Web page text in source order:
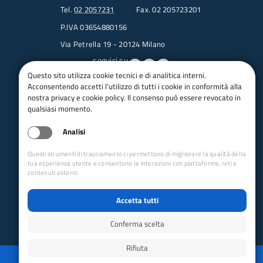
Tel. 02 2057231
Fax. 02 205723201
P.IVA 03654880156
Via Petrella 19 - 20124 Milano
seguici su
Trasparenza
Amministrazione trasparente
bandi per le sezioni
Concorsi
Iso 14001
Dichiarazione di accessibilità
Reimposta preferenze cookie
Questo sito utilizza cookie tecnici e di analitica interni.
Acconsentendo accetti l'utilizzo di tutti i cookie in conformità alla
nostra privacy e cookie policy. Il consenso può essere revocato in
qualsiasi momento.
Analisi
Questi strumenti di tracciamento ci permettono di migliorare la qualità della
tua esperienza utente e consentono le interazioni con piattaforme, reti e
contenuti esterni.
Accetta tutti
Conferma scelta
Rifiuta